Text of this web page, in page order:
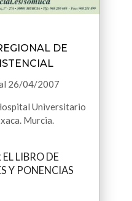
DE
26/04/2007
Universitario
Murcia.
LIBRO DE
Y PONENCIAS